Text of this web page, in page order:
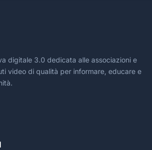
digitale 3.0 dedicata alle associazioni e
video di qualità per informare, educare e